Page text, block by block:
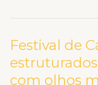
Festival de
com olhos
Festival
Cannes:
cabelos